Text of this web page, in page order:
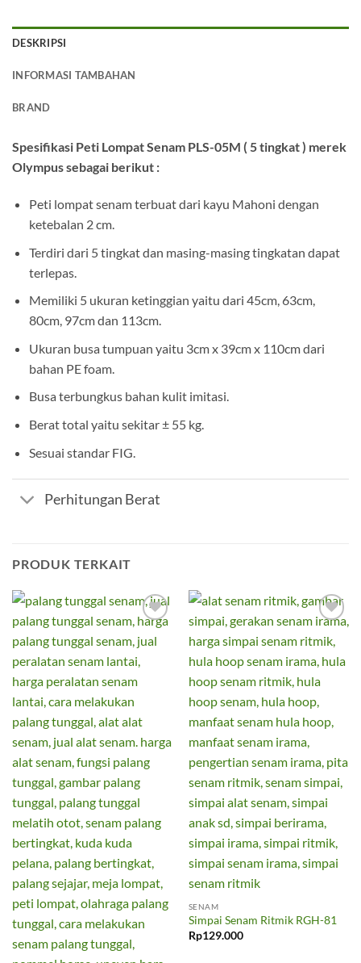
DESKRIPSI
INFORMASI TAMBAHAN
BRAND
Spesifikasi Peti Lompat Senam PLS-05M ( 5 tingkat ) merek
Olympus sebagai berikut :
Peti lompat senam terbuat dari kayu Mahoni dengan
ketebalan 2 cm.
Terdiri dari 5 tingkat dan masing-masing tingkatan dapat
terlepas.
Memiliki 5 ukuran ketinggian yaitu dari 45cm, 63cm,
80cm, 97cm dan 113cm.
Ukuran busa tumpuan yaitu 3cm x 39cm x 110cm dari
bahan PE foam.
Busa terbungkus bahan kulit imitasi.
Berat total yaitu sekitar ± 55 kg.
Sesuai standar FIG.
Perhitungan Berat
PRODUK TERKAIT
Add to
wishlist
wishlist
SENAM
Simpai Senam Ritmik RGH-81
Rp129.000